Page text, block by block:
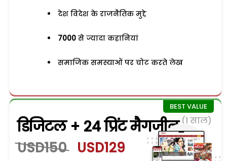
देश विदेश के राजनैतिक मुद्दे
7000 से ज्यादा कहानियां
समाजिक समस्याओं पर चोट करते लेख
डिजिटल + 24 प्रिंट मैगजीन (1 साल)
USD150 USD129